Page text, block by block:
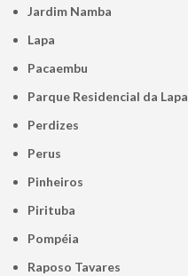
Jardim Namba
Lapa
Pacaembu
Parque Residencial da Lapa
Perdizes
Perus
Pinheiros
Pirituba
Pompéia
Raposo Tavares